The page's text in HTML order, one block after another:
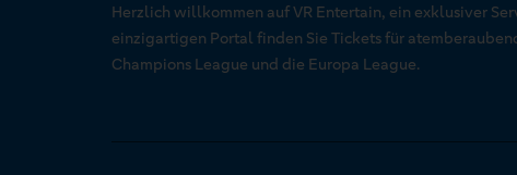
Herzlich willkommen auf VR Entertain, ein exklusiver
einzigartigen Portal finden Sie Tickets für
Champions League und die Europa League.